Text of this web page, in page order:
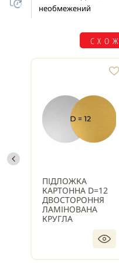
необмежений
ПІДЛОЖКА
КАРТОННА D=12
ДВОСТОРОННЯ
ЛАМІНОВАНА
КРУГЛА